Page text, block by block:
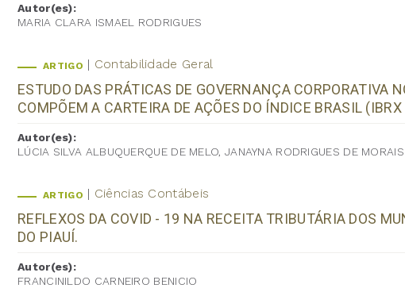
Autor(es):
MARIA CLARA ISMAEL RODRIGUES
ARTIGO Contabilidade Geral
ESTUDO DAS PRÁTICAS DE GOVERNANÇA CORPORATIVA
COMPÕEM A CARTEIRA DE AÇÕES DO ÍNDICE BRASIL
Autor(es):
LÚCIA SILVA ALBUQUERQUE DE MELO, JANAYNA RODRIGUES DE
ARTIGO Ciências Contábeis
REFLEXOS DA COVID - 19 NA RECEITA TRIBUTÁRIA DOS
DO PIAUÍ.
Autor(es):
FRANCINILDO CARNEIRO BENICIO